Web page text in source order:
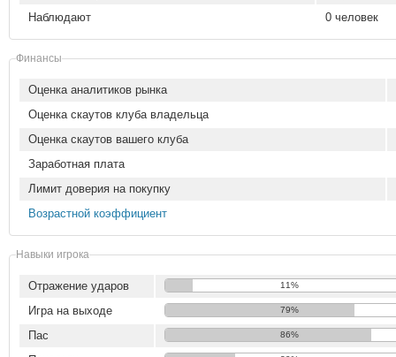
Наблюдают 0 человек
Финансы
Оценка аналитиков рынка
Оценка скаутов клуба владельца
Оценка скаутов вашего клуба
Заработная плата
Лимит доверия на покупку
Возрастной коэффициент
Навыки игрока
Отражение ударов 11%
Игра на выходе 79%
Пас 86%